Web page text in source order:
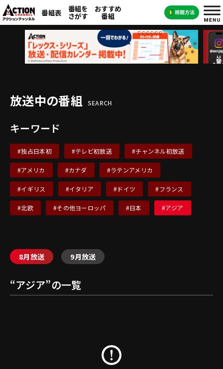
番組表 番組を
さがす
おすすめ
番組
放送中の番組 SEARCH
キーワード
#独占日本初 #テレビ初放送 #チャンネル初放送
#アメリカ #カナダ #ラテンアメリカ
#イギリス #イタリア #ドイツ #フランス
#北欧 #その他ヨーロッパ #日本 #アジア
8月放送 9月放送
“アジア”の一覧